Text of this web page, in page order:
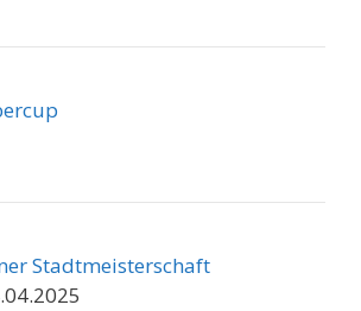
Stadtmeisterschaft